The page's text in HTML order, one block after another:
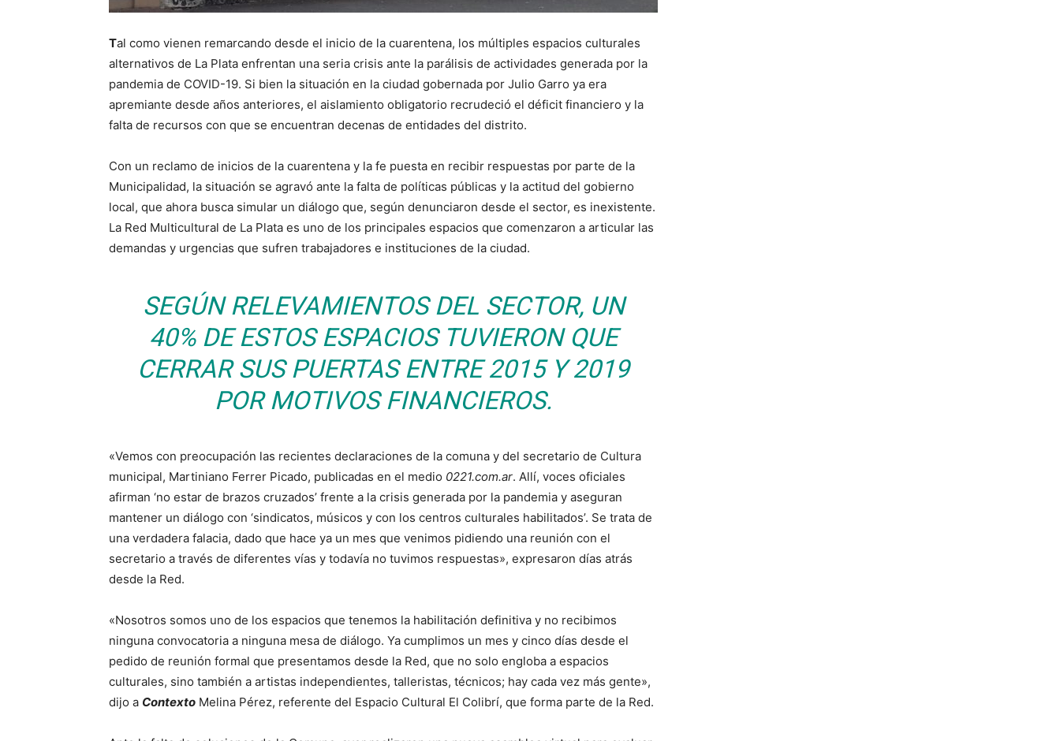
Tal como vienen remarcando desde el inicio de la cuarentena, los múltiples espacios culturales
alternativos de La Plata enfrentan una seria crisis ante la parálisis de actividades generada por la
pandemia de COVID-19. Si bien la situación en la ciudad gobernada por Julio Garro ya era
apremiante desde años anteriores, el aislamiento obligatorio recrudeció el déficit financiero y la
falta de recursos con que se encuentran decenas de entidades del distrito.
Con un reclamo de inicios de la cuarentena y la fe puesta en recibir respuestas por parte de la
Municipalidad, la situación se agravó ante la falta de políticas públicas y la actitud del gobierno
local, que ahora busca simular un diálogo que, según denunciaron desde el sector, es inexistente.
La Red Multicultural de La Plata es uno de los principales espacios que comenzaron a articular las
demandas y urgencias que sufren trabajadores e instituciones de la ciudad.
SEGÚN RELEVAMIENTOS DEL SECTOR, UN
40% DE ESTOS ESPACIOS TUVIERON QUE
CERRAR SUS PUERTAS ENTRE 2015 Y 2019
POR MOTIVOS FINANCIEROS.
«Vemos con preocupación las recientes declaraciones de la comuna y del secretario de Cultura
municipal, Martiniano Ferrer Picado, publicadas en el medio 0221.com.ar. Allí, voces oficiales
afirman ‘no estar de brazos cruzados’ frente a la crisis generada por la pandemia y aseguran
mantener un diálogo con ‘sindicatos, músicos y con los centros culturales habilitados’. Se trata de
una verdadera falacia, dado que hace ya un mes que venimos pidiendo una reunión con el
secretario a través de diferentes vías y todavía no tuvimos respuestas», expresaron días atrás
desde la Red.
«Nosotros somos uno de los espacios que tenemos la habilitación definitiva y no recibimos
ninguna convocatoria a ninguna mesa de diálogo. Ya cumplimos un mes y cinco días desde el
pedido de reunión formal que presentamos desde la Red, que no solo engloba a espacios
culturales, sino también a artistas independientes, talleristas, técnicos; hay cada vez más gente»,
dijo a Contexto Melina Pérez, referente del Espacio Cultural El Colibrí, que forma parte de la Red.